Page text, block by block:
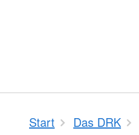
Start Das DRK